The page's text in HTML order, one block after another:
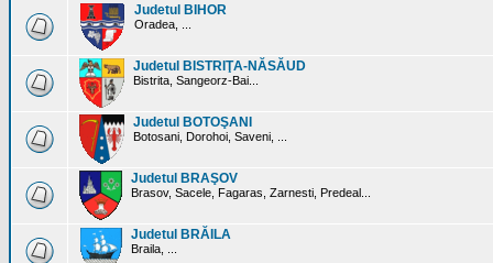
Judetul BIHOR
Oradea, ...
Judetul BISTRIŢA-NĂSĂUD
Bistrita, Sangeorz-Bai...
Judetul BOTOŞANI
Botosani, Dorohoi, Saveni, ...
Judetul BRAŞOV
Brasov, Sacele, Fagaras, Zarnesti, Predeal...
Judetul BRĂILA
Braila, ...